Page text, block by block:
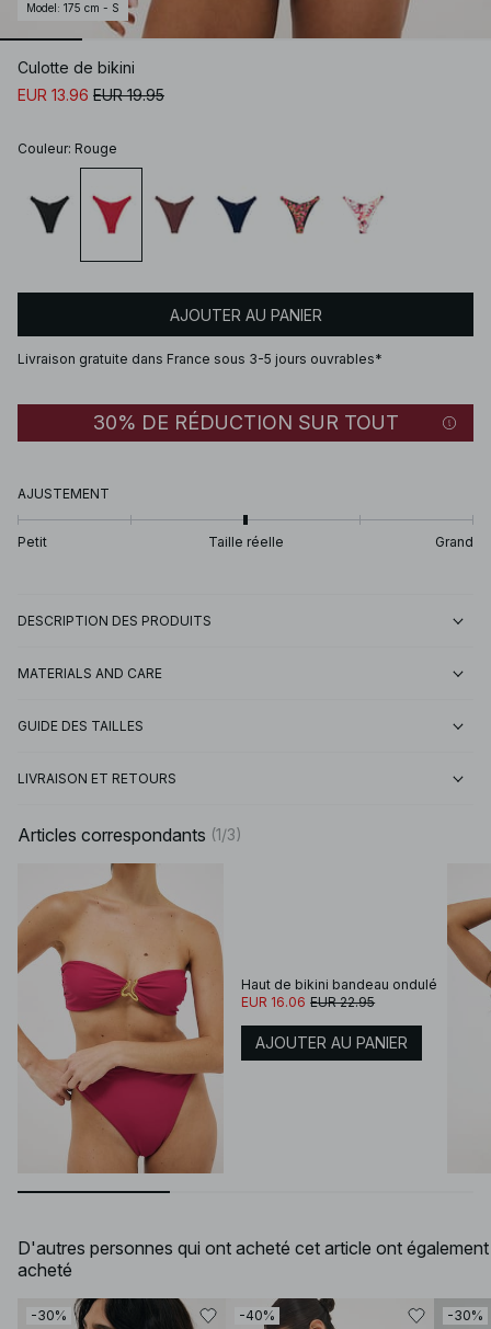
Model : 175 cm - S
Culotte de bikini
EUR 13.96 EUR 19.95
Couleur: Rouge
AJOUTER AU PANIER
Livraison gratuite dans France sous 3-5 jours ouvrables*
30% DE RÉDUCTION SUR TOUT
AJUSTEMENT
Petit Taille réelle Grand
DESCRIPTION DES PRODUITS
MATERIALS AND CARE
GUIDE DES TAILLES
LIVRAISON ET RETOURS
Articles correspondants (1/3)
Haut de bikini bandeau ondulé
EUR 16.06 EUR 22.95
AJOUTER AU PANIER
D'autres personnes qui ont acheté cet article ont également
acheté
-30% -40% -30%